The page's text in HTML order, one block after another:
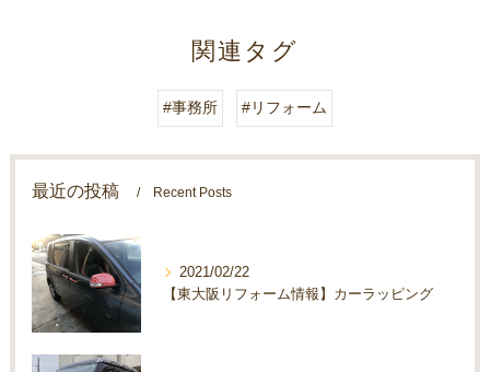
関連タグ
#事務所 #リフォーム
最近の投稿 Recent Posts
2021/02/22
【東大阪リフォーム情報】カーラッピング